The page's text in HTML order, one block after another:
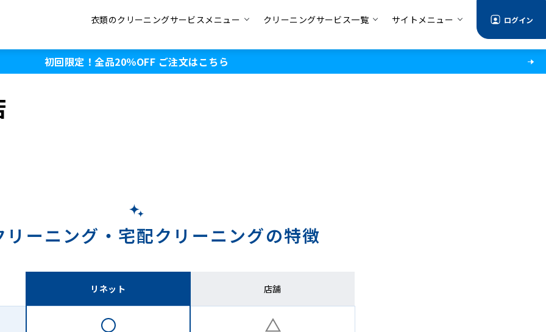
衣類のクリーニングサービスメニュー クリーニングサービス一覧 サイトメニュー ログイン
初回限定！全品20％OFF ご注文はこちら
リーニング・ 宅配クリーニングの特徴
リネット 店舗